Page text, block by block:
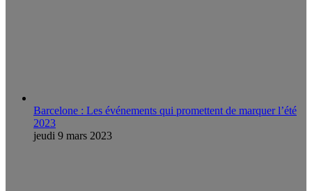
Barcelone : Les événements qui promettent de marquer l’été
2023
jeudi 9 mars 2023